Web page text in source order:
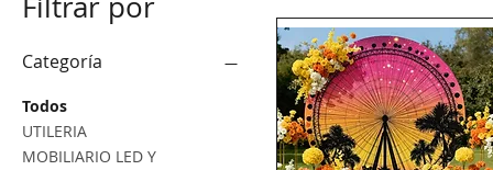
Categoría
Todos
UTILERIA
MOBILIARIO LED Y